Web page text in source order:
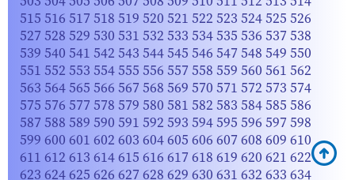
515 516 517 518 519 520 521 522 523 524525 526
527 528 529 530 531 532 533 534535 536 537538
539 540 541 542 543 544545 546 547548 549 550
551 552 553 554555 556 557558 559 560 561 562
563 564565 566 567 568 569 570 571 572 573 574
575 576 577 578 579 580 581 582 583 584585 586
587 588 589 590 591 592 593 594595 596 597598
599 600 601 602 603 604605 606 607608 609 610
611 612 613 614615 616 617618 619 620 621 622
623 624625 626 627 628 629 630 631 632 633 634